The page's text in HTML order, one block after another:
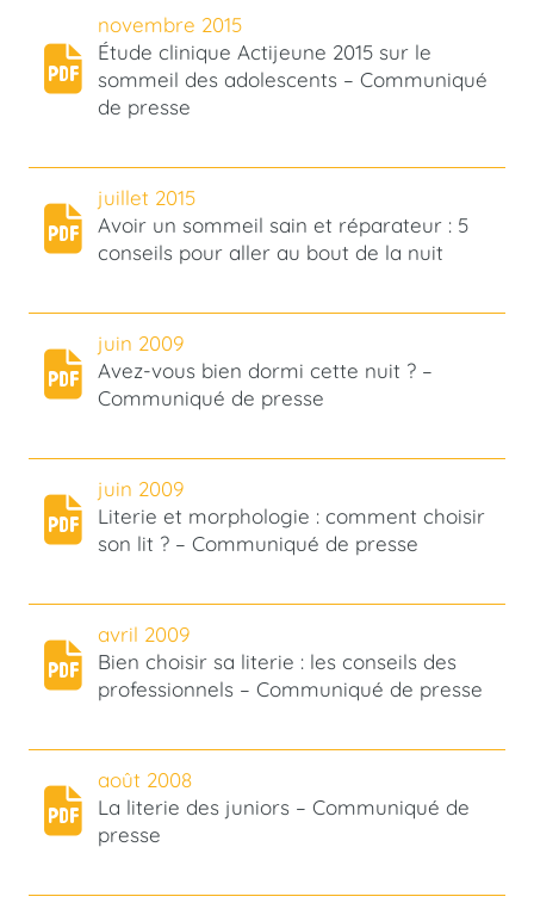
novembre 2015
Étude clinique Actijeune 2015 sur le
sommeil des adolescents – Communiqué
de presse
juillet 2015
Avoir un sommeil sain et réparateur : 5
conseils pour aller au bout de la nuit
juin 2009
Avez-vous bien dormi cette nuit ? –
Communiqué de presse
juin 2009
Literie et morphologie : comment choisir
son lit ? – Communiqué de presse
avril 2009
Bien choisir sa literie : les conseils des
professionnels – Communiqué de presse
août 2008
La literie des juniors – Communiqué de
presse